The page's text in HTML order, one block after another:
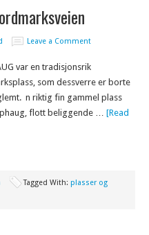
Leave a Comment
var en tradisjonsrik
som dessverre er borte
n riktig fin gammel plass
flott beliggende … [Read
Tagged With: plasser og